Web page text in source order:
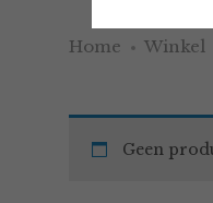
Home Winkel
Geen